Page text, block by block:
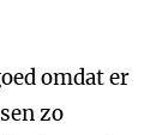
omdat er
zo